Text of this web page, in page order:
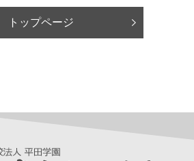
トップページ